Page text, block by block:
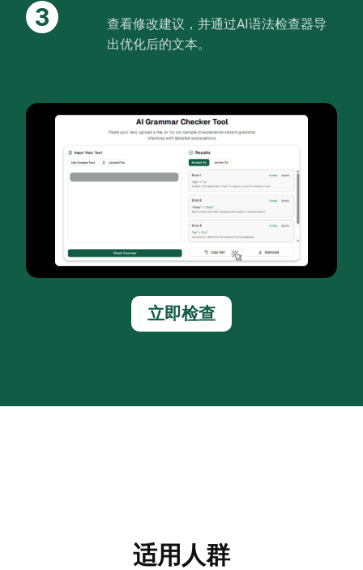
3
查看修改建议，并通过AI语法检查器导
出优化后的文本。
立即检查
适用人群